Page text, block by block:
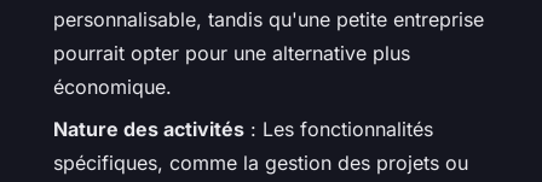
personnalisable, tandis qu'une petite entreprise
pourrait opter pour une alternative plus
économique.
Nature des activités : Les fonctionnalités
spécifiques, comme la gestion des projets ou